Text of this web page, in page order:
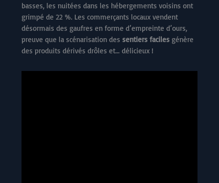
basses, les nuitées dans les hébergements voisins ont
grimpé de 22 %. Les commerçants locaux vendent
désormais des gaufres en forme d’empreinte d’ours,
preuve que la scénarisation des sentiers faciles génère
des produits dérivés drôles et… délicieux !